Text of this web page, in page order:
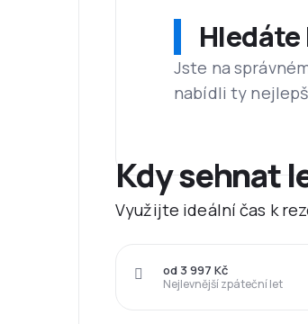
Jste na
nabídli ty
Kdy sehnat
Využijte ideální čas k
Nejlevnější zpáteční let
od 3 997 Kč